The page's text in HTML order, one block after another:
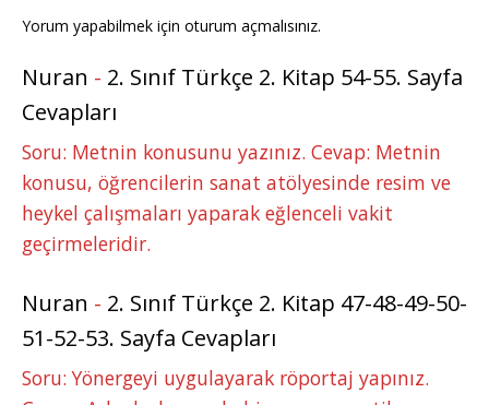
Yorum yapabilmek için oturum açmalısınız.
Nuran - 2. Sınıf Türkçe 2. Kitap 54-55. Sayfa
Cevapları
Soru: Metnin konusunu yazınız. Cevap: Metnin
konusu, öğrencilerin sanat atölyesinde resim ve
heykel çalışmaları yaparak eğlenceli vakit
geçirmeleridir.
Nuran - 2. Sınıf Türkçe 2. Kitap 47-48-49-50-
51-52-53. Sayfa Cevapları
Soru: Yönergeyi uygulayarak röportaj yapınız.